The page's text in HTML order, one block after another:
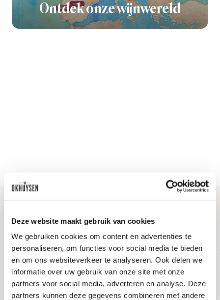
Deze website maakt gebruik van cookies
We gebruiken cookies om content en advertenties te
personaliseren, om functies voor social media te bieden
en om ons websiteverkeer te analyseren. Ook delen we
informatie over uw gebruik van onze site met onze
partners voor social media, adverteren en analyse. Deze
partners kunnen deze gegevens combineren met andere
Ontdek onze wijnwereld
Blijf op de hoogte
Ontvang het laatste wijnnieuws, proeverijen en
evenementen
E-mailadres